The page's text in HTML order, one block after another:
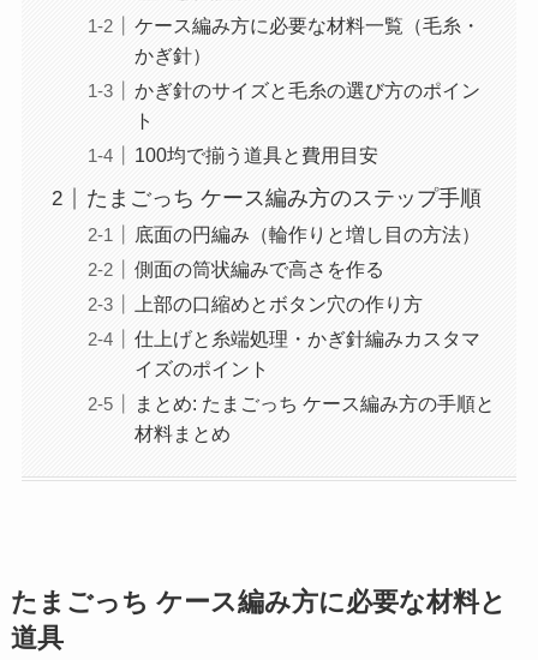
ケース編み方に必要な材料一覧（毛糸・
かぎ針）
かぎ針のサイズと毛糸の選び方のポイン
ト
100均で揃う道具と費用目安
たまごっち ケース編み方のステップ手順
底面の円編み（輪作りと増し目の方法）
側面の筒状編みで高さを作る
上部の口縮めとボタン穴の作り方
仕上げと糸端処理・かぎ針編みカスタマ
イズのポイント
まとめ: たまごっち ケース編み方の手順と
材料まとめ
たまごっち ケース編み方に必要な材料と
道具